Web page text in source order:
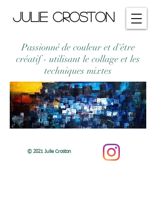
Julie Croston
Passionné de couleur et d'être
créatif - utilisant le collage et les
techniques mixtes
© 2021 Julie Croston